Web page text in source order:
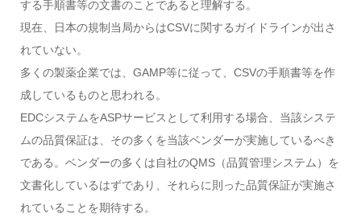
する手順書等の文書のことであると理解する。
現在、日本の規制当局からはCSVに関するガイドラインが出さ
れていない。
多くの製薬企業では、GAMP等に従って、CSVの手順書等を作
成しているものと思われる。
EDCシステムをASPサービスとして利用する場合、当該システ
ムの品質保証は、その多くを当該ベンダーが実施しているべき
である。ベンダーの多くは自社のQMS（品質管理システム）を
文書化しているはずであり、それらに則った品質保証が実施さ
れていることを期待する。